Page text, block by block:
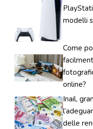
modelli
Come
online?
Inail,
delle